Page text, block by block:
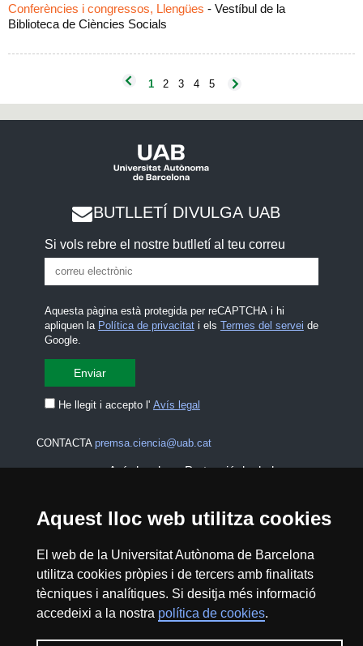
Aquest lloc web utilitza cookies
El web de la Universitat Autònoma de Barcelona
utilitza cookies pròpies i de tercers amb finalitats
tècniques i analítiques. Si desitja més informació
accedeixi a la nostra política de cookies.
Conferències i congressos, Llengües - Vestíbul de la
Biblioteca de Ciències Socials
1 2 3 4 5
BUTLLETÍ DIVULGA UAB
Si vols rebre el nostre butlletí al teu correu
Aquesta pàgina està protegida per reCAPTCHA i hi
apliquen la Política de privacitati els Termes del servei de
Google.
He llegit i accepto l' Avís legal
CONTACTA premsa.ciencia@uab.cat
Avís legal Protecció de dades
Sobre el web Accessibilitat web
Mapa del web UAB
2026 Divulga UAB - Creative Commons
Reconeixement - No Comercial (CC BY NC) -
ISSN: 2014-6388